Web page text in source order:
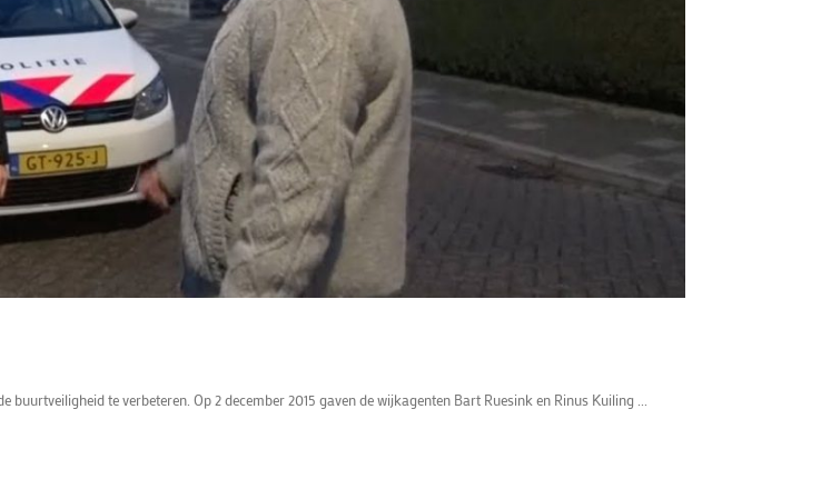
te verbeteren. Op 2 december 2015 gaven de wijkagenten Bart Ruesink en Rinus Kuiling ...